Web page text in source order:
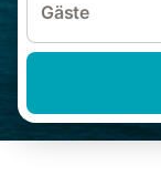
Gäste